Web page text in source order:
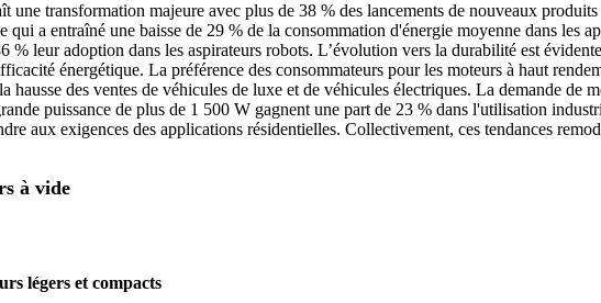
une transformation majeure avec plus de 38 % des lancements de nouveaux
a entraîné une baisse de 29 % de la consommation d'énergie moyenne dans les
% leur adoption dans les aspirateurs robots. L’évolution vers la durabilité est
énergétique. La préférence des consommateurs pour les moteurs à haut
hausse des ventes de véhicules de luxe et de véhicules électriques. La demande de
puissance de plus de 1 500 W gagnent une part de 23 % dans l'utilisation
aux exigences des applications résidentielles. Collectivement, ces tendances
à vide
légers et compacts